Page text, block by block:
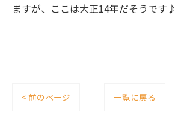
ますが、ここは大正14年だそうです♪
< 前のページ 一覧に戻る